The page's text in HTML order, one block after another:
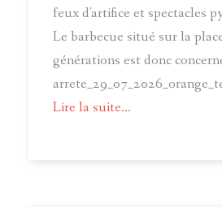
feux d'artifice et spectacles
Le barbecue situé sur la
générations est donc
Lire la suite...